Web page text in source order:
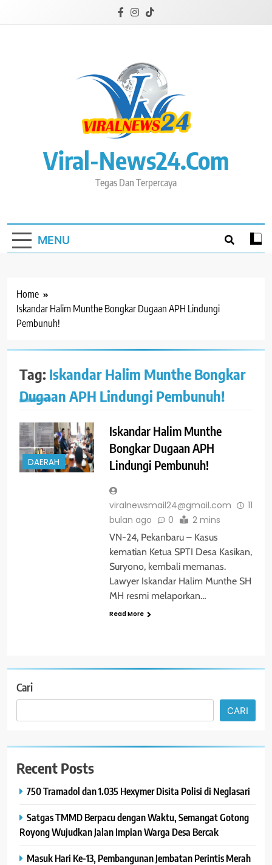
Viral-News24.com
Tegas Dan Terpercaya
MENU
Home
Iskandar Halim Munthe Bongkar Dugaan APH Lindungi
Pembunuh!
Tag: Iskandar Halim Munthe Bongkar
Dugaan APH Lindungi Pembunuh!
DAERAH
Iskandar Halim Munthe
Bongkar Dugaan APH
Lindungi Pembunuh!
viralnewsmail24@gmail.com
11
bulan ago
0 2 mins
VN-24, Pekanbaru – Kasus
kematian Ketua SPTI Desa Kasikan,
Suryono, kembali memanas.
Lawyer Iskandar Halim Munthe SH
MH resmi melaporkan…
Read More
Cari
CARI
Recent Posts
750 Tramadol dan 1.035 Hexymer Disita Polisi di Neglasari
Satgas TMMD Berpacu dengan Waktu, Semangat Gotong
Royong Wujudkan Jalan Impian Warga Desa Bercak
Masuk Hari Ke-13, Pembangunan Jembatan Perintis Merah